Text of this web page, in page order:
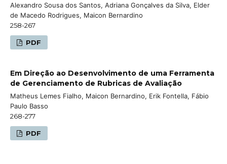
Alexandro Sousa dos Santos, Adriana Gonçalves da Silva, Elder
de Macedo Rodrigues, Maicon Bernardino
258-267
PDF
Em Direção ao Desenvolvimento de uma Ferramenta
de Gerenciamento de Rubricas de Avaliação
Matheus Lemes Fialho, Maicon Bernardino, Erik Fontella, Fábio
Paulo Basso
268-277
PDF